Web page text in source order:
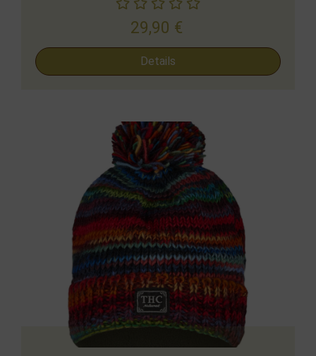
29,90 €
Details